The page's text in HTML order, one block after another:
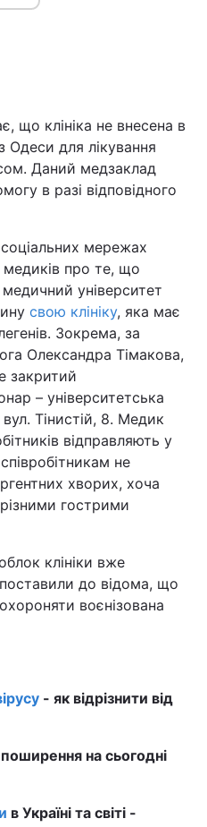
що клініка не внесена в
Одеси для лікування
Даний медзаклад
в разі відповідного
мережах
медиків про те, що
університет
свою клініку, яка має
Зокрема, за
Олександра Тімакова,
закритий
– університетська
Тінистій, 8. Медик
відправляють у
не
хворих, хоча
гострими
клініки вже
до відома, що
воєнізована
- як відрізнити від
поширення на сьогодні
в Україні та світі -